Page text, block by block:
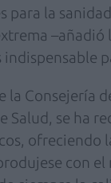
para la
–añadió
indispensable
la Consejería
Salud, se ha
ofreciendo
con